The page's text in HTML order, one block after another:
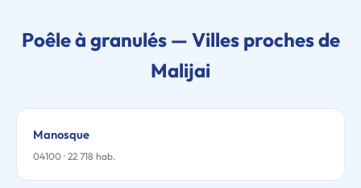
Poêle à granulés — Villes proches de
Malijai
Manosque
04100 · 22 718 hab.